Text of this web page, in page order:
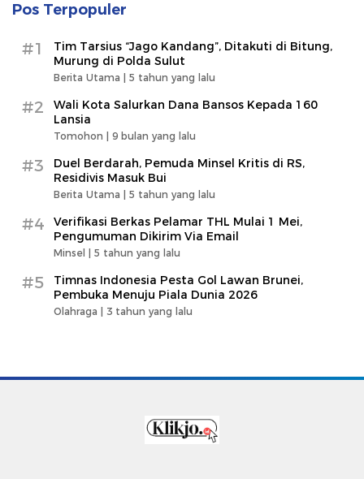
Pos Terpopuler
#1
Tim Tarsius “Jago Kandang”, Ditakuti di Bitung,
Murung di Polda Sulut
Berita Utama | 5 tahun yang lalu
#2
Wali Kota Salurkan Dana Bansos Kepada 160
Lansia
Tomohon | 9 bulan yang lalu
#3
Duel Berdarah, Pemuda Minsel Kritis di RS,
Residivis Masuk Bui
Berita Utama | 5 tahun yang lalu
#4
Verifikasi Berkas Pelamar THL Mulai 1 Mei,
Pengumuman Dikirim Via Email
Minsel | 5 tahun yang lalu
#5
Timnas Indonesia Pesta Gol Lawan Brunei,
Pembuka Menuju Piala Dunia 2026
Olahraga | 3 tahun yang lalu